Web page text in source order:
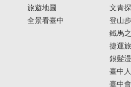
旅遊地圖
全景看臺中
文青
登山
鐵馬
捷運
銀髮
臺中
臺中